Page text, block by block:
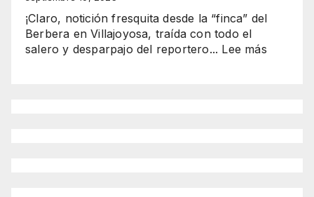
brillan
en
Benidorm
¡Claro, notición fresquita desde la “finca” del
Berbera en Villajoyosa, traída con todo el
salero y desparpajo del reportero... Lee más: